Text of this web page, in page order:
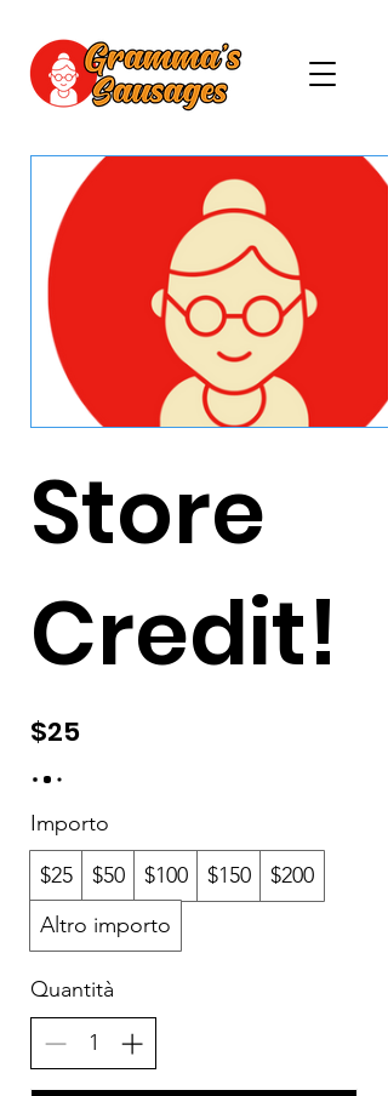
Store
Credit!
$25
Importo
$25
$50 $100 $150
$200
Altro importo
Quantità